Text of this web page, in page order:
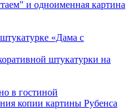
«Дама с
в гостиной